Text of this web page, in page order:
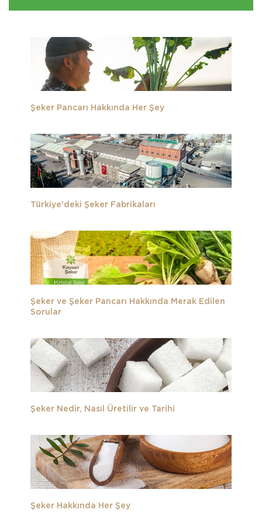
Şeker Pancarı Hakkında Her Şey
Türkiye'deki Şeker Fabrikaları
Şeker ve Şeker Pancarı Hakkında Merak Edilen
Sorular
Şeker Nedir, Nasıl Üretilir ve Tarihi
Şeker Hakkında Her Şey